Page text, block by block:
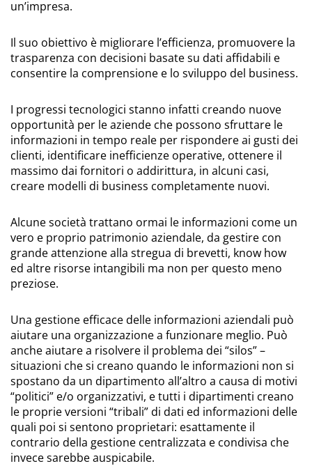
un’impresa.
Il suo obiettivo è migliorare l’efficienza, promuovere la
trasparenza con decisioni basate su dati affidabili e
consentire la comprensione e lo sviluppo del business.
I progressi tecnologici stanno infatti creando nuove
opportunità per le aziende che possono sfruttare le
informazioni in tempo reale per rispondere ai gusti dei
clienti, identificare inefficienze operative, ottenere il
massimo dai fornitori o addirittura, in alcuni casi,
creare modelli di business completamente nuovi.
Alcune società trattano ormai le informazioni come un
vero e proprio patrimonio aziendale, da gestire con
grande attenzione alla stregua di brevetti, know how
ed altre risorse intangibili ma non per questo meno
preziose.
Una gestione efficace delle informazioni aziendali può
aiutare una organizzazione a funzionare meglio. Può
anche aiutare a risolvere il problema dei “silos” –
situazioni che si creano quando le informazioni non si
spostano da un dipartimento all’altro a causa di motivi
“politici” e/o organizzativi, e tutti i dipartimenti creano
le proprie versioni “tribali” di dati ed informazioni delle
quali poi si sentono proprietari: esattamente il
contrario della gestione centralizzata e condivisa che
invece sarebbe auspicabile.